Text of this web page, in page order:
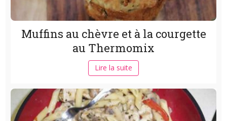
Muffins au chèvre et à la courgette
au Thermomix
Lire la suite